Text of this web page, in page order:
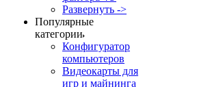
Развернуть ->
Популярные
категории
Конфигуратор
компьютеров
Видеокарты для
игр и майнинга